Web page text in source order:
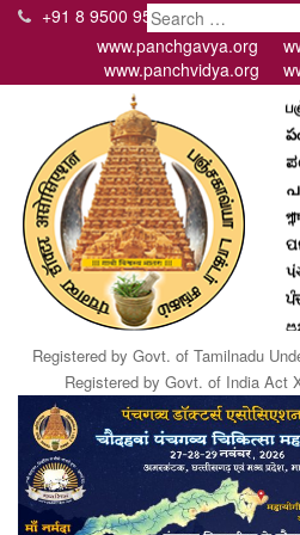
+91 8 9500 95000
www.panchgavya.org
www.panchvidya.org
Registered by Govt. of Tamilnadu
Registered by Govt. of India Act